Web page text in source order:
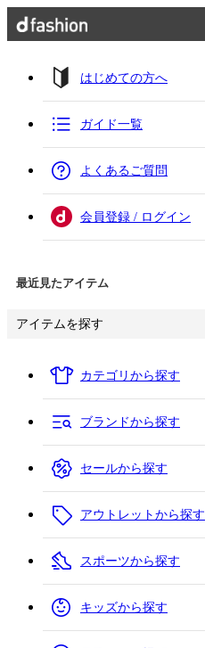
はじめての方へ
ガイド一覧
よくあるご質問
会員登録 / ログイン
最近見たアイテム
アイテムを探す
カテゴリから探す
ブランドから探す
セールから探す
アウトレットから探す
スポーツから探す
キッズから探す